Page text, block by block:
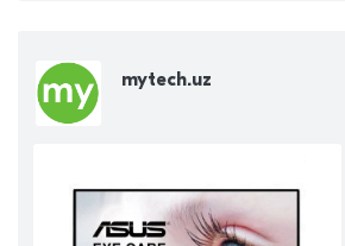
mytech.uz